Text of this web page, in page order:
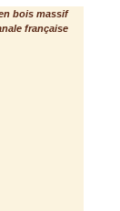
bois massif
française